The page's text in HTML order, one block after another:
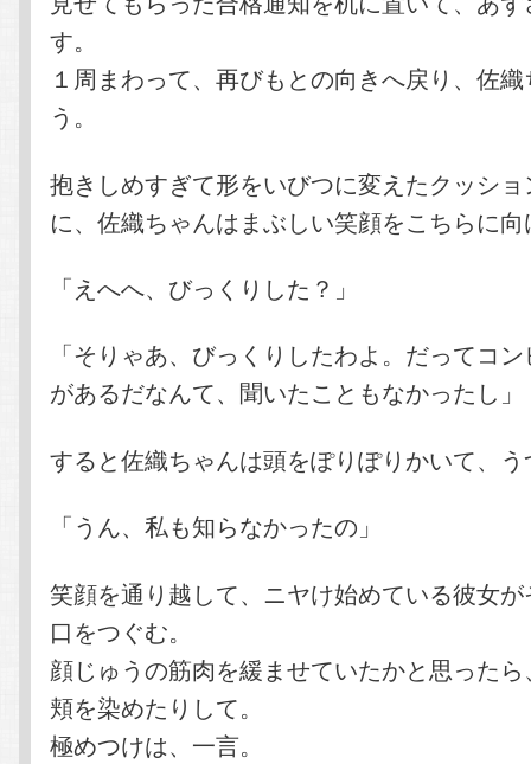
す。
１周まわって、再びもとの向きへ戻り、佐
う。
抱きしめすぎて形をいびつに変えたクッシ
に、佐織ちゃんはまぶしい笑顔をこちらに
「えへへ、びっくりした？」
「そりゃあ、びっくりしたわよ。だってコ
があるだなんて、聞いたこともなかったし」
すると佐織ちゃんは頭をぽりぽりかいて、
「うん、私も知らなかったの」
笑顔を通り越して、ニヤけ始めている彼女
口をつぐむ。
顔じゅうの筋肉を緩ませていたかと思った
頬を染めたりして。
極めつけは、一言。